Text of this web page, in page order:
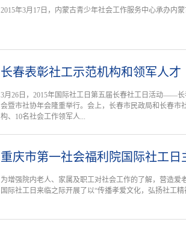
2015年3月17日，内蒙古青少年社会工作服务中心承办内
长春表彰社工示范机构和领军人才
3月26日，2015年国际社工日第五届长春社工日活动——
会暨市社协年会隆重举行。会上，长春市民政局和长春市
构、10名社会工作领军人...
重庆市第一社会福利院国际社工日
为增强院内老人、家属及职工对社会工作的了解，营造爱
国际社工日来临之际开展了以“传播孝爱文化，弘扬社工